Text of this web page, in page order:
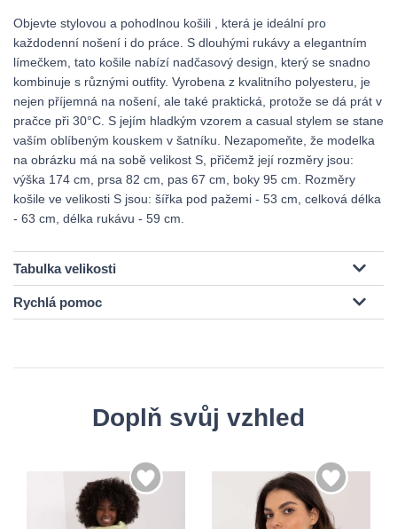
Objevte stylovou a pohodlnou košili , která je ideální pro
každodenní nošení i do práce. S dlouhými rukávy a elegantním
límečkem, tato košile nabízí nadčasový design, který se snadno
kombinuje s různými outfity. Vyrobena z kvalitního polyesteru, je
nejen příjemná na nošení, ale také praktická, protože se dá prát v
pračce při 30°C. S jejím hladkým vzorem a casual stylem se stane
vaším oblíbeným kouskem v šatníku. Nezapomeňte, že modelka
na obrázku má na sobě velikost S, přičemž její rozměry jsou:
výška 174 cm, prsa 82 cm, pas 67 cm, boky 95 cm. Rozměry
košile ve velikosti S jsou: šířka pod pažemi - 53 cm, celková délka
- 63 cm, délka rukávu - 59 cm.
Tabulka velikosti
Rychlá pomoc
Doplň svůj vzhled